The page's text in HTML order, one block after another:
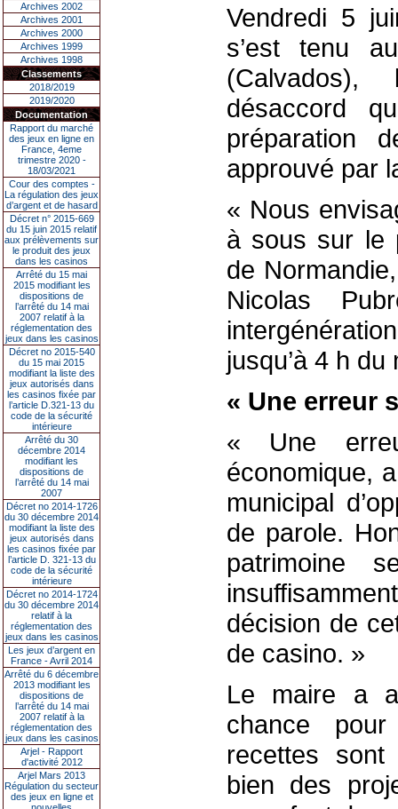
Archives 2002
Archives 2001
Archives 2000
Archives 1999
Archives 1998
Classements
2018/2019
2019/2020
Documentation
Rapport du marché
des jeux en ligne en
France, 4eme
trimestre 2020 -
18/03/2021
Cour des comptes -
La régulation des jeux
d’argent et de hasard
Décret n° 2015-669
du 15 juin 2015 relatif
aux prélèvements sur
le produit des jeux
dans les casinos
Arrêté du 15 mai
2015 modifiant les
dispositions de
l’arrêté du 14 mai
2007 relatif à la
réglementation des
jeux dans les casinos
Décret no 2015-540
du 15 mai 2015
modifiant la liste des
jeux autorisés dans
les casinos fixée par
l’article D.321-13 du
code de la sécurité
intérieure
Arrêté du 30
décembre 2014
modifiant les
dispositions de
l’arrêté du 14 mai
2007
Décret no 2014-1726
du 30 décembre 2014
modifiant la liste des
jeux autorisés dans
les casinos fixée par
l’article D. 321-13 du
code de la sécurité
intérieure
Décret no 2014-1724
du 30 décembre 2014
relatif à la
réglementation des
jeux dans les casinos
Les jeux d’argent en
France - Avril 2014
Arrêté du 6 décembre
2013 modifiant les
dispositions de
l’arrêté du 14 mai
2007 relatif à la
réglementation des
jeux dans les casinos
Arjel - Rapport
d'activité 2012
Arjel Mars 2013
Régulation du secteur
des jeux en ligne et
Vendredi 5
s’est tenu
désaccord
préparation
approuvé par
« Nous
à sous sur le
de
Nicolas
jusqu’à 4 h
« Une erreur
« Une
économique,
municipal
de parole.
patrimoine
décision de
de casino. »
Le maire a
chance
recettes
bien des